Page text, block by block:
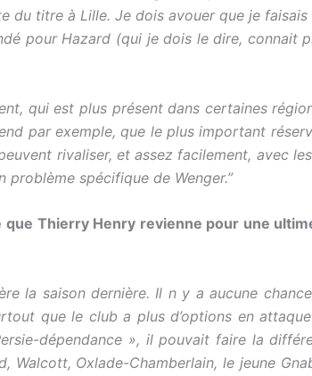
du titre à Lille. Je dois avouer que je
pour Hazard (qui je dois le dire, connait
qui est plus présent dans certaines
par exemple, que le plus important
rivaliser, et assez facilement, avec
spécifique de Wenger.”
que Thierry Henry revienne pour une
la saison dernière. Il n y a aucune chance
que le club a plus d’options en attaque
dépendance », il pouvait faire la
Walcott, Oxlade-Chamberlain, le jeune